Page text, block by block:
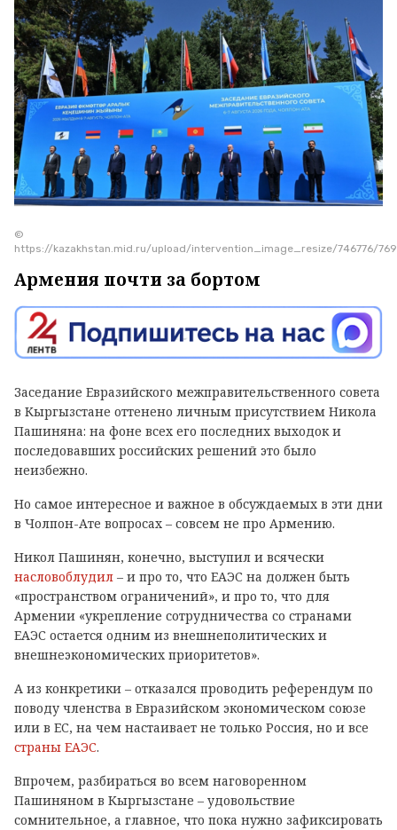
©
https://kazakhstan.mid.ru/upload/intervention_image_resize/746776/
Армения почти за бортом
Заседание Евразийского межправительственного совета
в Кыргызстане оттенено личным присутствием Никола
Пашиняна: на фоне всех его последних выходок и
последовавших российских решений это было
неизбежно.
Но самое интересное и важное в обсуждаемых в эти дни
в Чолпон-Ате вопросах – совсем не про Армению.
Никол Пашинян, конечно, выступил и всячески
насловоблудил – и про то, что ЕАЭС на должен быть
«пространством ограничений», и про то, что для
Армении «укрепление сотрудничества со странами
ЕАЭС остается одним из внешнеполитических и
внешнеэкономических приоритетов».
А из конкретики – отказался проводить референдум по
поводу членства в Евразийском экономическом союзе
или в ЕС, на чем настаивает не только Россия, но и все
страны ЕАЭС.
Впрочем, разбираться во всем наговоренном
Пашиняном в Кыргызстане – удовольствие
сомнительное, а главное, что пока нужно зафиксировать